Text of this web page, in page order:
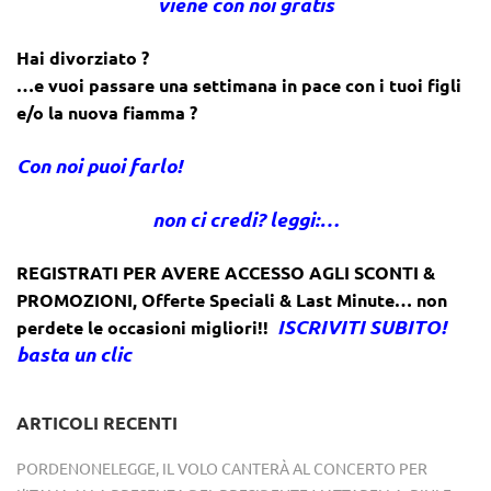
Hai divorziato ?
…e vuoi passare una settimana in pace con i tuoi figli
e/o la nuova fiamma ?
Con noi puoi farlo!
non ci credi? leggi:…
REGISTRATI PER AVERE ACCESSO AGLI SCONTI &
PROMOZIONI,Offerte Speciali & Last Minute… non
perdete le occasioni migliori!! ISCRIVITI SUBITO!
basta un clic
ARTICOLI RECENTI
PORDENONELEGGE, IL VOLO CANTERÀ AL CONCERTO PER